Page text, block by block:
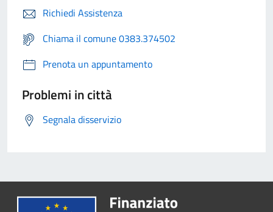
Richiedi Assistenza
Chiama il comune 0383.374502
Prenota un appuntamento
Problemi in città
Segnala disservizio